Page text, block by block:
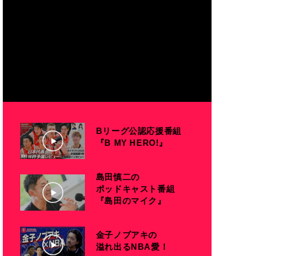
Bリーグ公認応援番組
『B MY HERO!』
島田慎二の
ポッドキャスト番組
『島田のマイク』
金子ノブアキの
溢れ出るNBA愛！